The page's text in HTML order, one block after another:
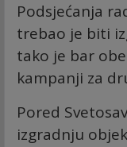
Podsjećanja
trebao je biti
tako je bar
kampanji za
Pored
izgradnju